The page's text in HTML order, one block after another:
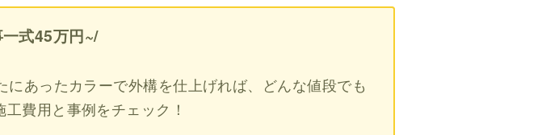
式45万円~/
あったカラーで外構を仕上げれば、どんな値段でも
費用と事例をチェック！